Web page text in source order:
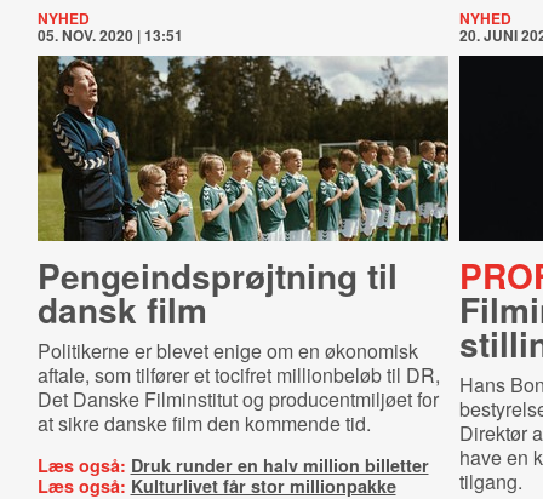
NYHED
05. NOV. 2020 | 13:51
Pen­ge­ind­sprøjt­ning til
dansk film
Politikerne er blevet enige om en økonomisk
aftale, som tilfører et tocifret millionbeløb til DR,
Det Danske Filminstitut og producentmiljøet for
at sikre danske film den kommende tid.
Læs også: Druk runder en halv million billetter
Læs også: Kulturlivet får stor millionpakke
NYHED
20. JUNI
Hans
Direktør
have en
tilgang.